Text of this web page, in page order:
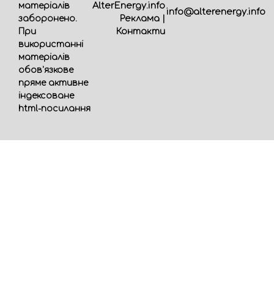
матеріалів
заборонено.
При
використанні
матеріалів
обов'язкове
пряме активне
індексоване
html-посилання
AlterEnergy.info
Реклама|
Контакти
info@alterenergy.info